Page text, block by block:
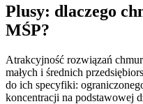
Plusy: dlaczego
MŚP?
Atrakcyjność rozwiązań
małych i średnich
do ich specyfiki:
koncentracji na podstawowej